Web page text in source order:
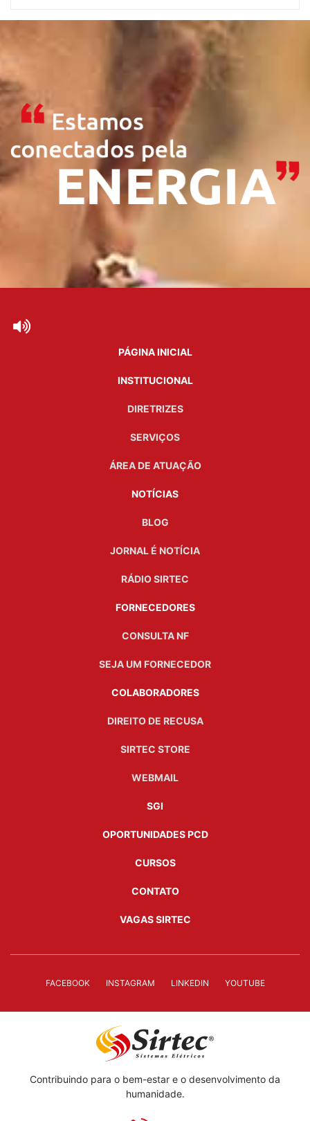
PÁGINA INICIAL
INSTITUCIONAL
DIRETRIZES
SERVIÇOS
ÁREA DE ATUAÇÃO
NOTÍCIAS
BLOG
JORNAL É NOTÍCIA
RÁDIO SIRTEC
FORNECEDORES
CONSULTA NF
SEJA UM FORNECEDOR
COLABORADORES
DIREITO DE RECUSA
SIRTEC STORE
WEBMAIL
SGI
OPORTUNIDADES PCD
CURSOS
CONTATO
VAGAS SIRTEC
FACEBOOK INSTAGRAM LINKEDIN YOUTUBE
Contribuindo para o bem-estar e o desenvolvimento da
humanidade.